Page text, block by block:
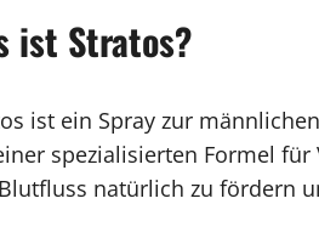
ist Stratos?
ist ein Spray zur
spezialisierten Formel
natürlich zu fördern